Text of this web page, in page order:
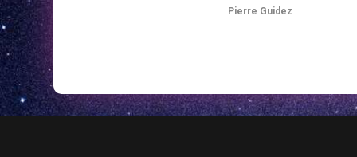
Pierre Guidez